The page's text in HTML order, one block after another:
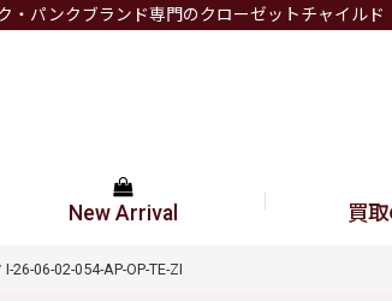
・パンクブランド専門のクローゼットチャイルド
New Arrival 買
26-06-02-054-AP-OP-TE-ZI